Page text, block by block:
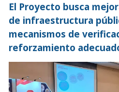
El Proyecto busca
de infraestructura
mecanismos de
reforzamiento